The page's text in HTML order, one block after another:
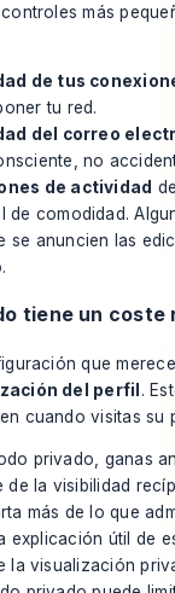
más
de tus
tu red.
del correo
no
de actividad
de comodidad.
se anuncien las
tiene un coste
que
del perfil .
cuando visitas su
privado, ganas
de la visibilidad
más de lo que
explicación útil de
la visualización